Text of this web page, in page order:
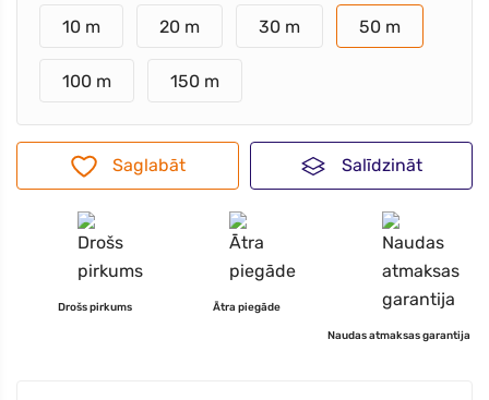
10 m 20 m 30 m 50 m
100 m 150 m
Saglabāt Salīdzināt
Drošs pirkums Ātra piegāde
Naudas atmaksas garantija